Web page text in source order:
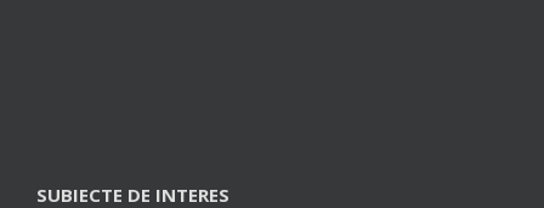
SUBIECTE DE INTERES